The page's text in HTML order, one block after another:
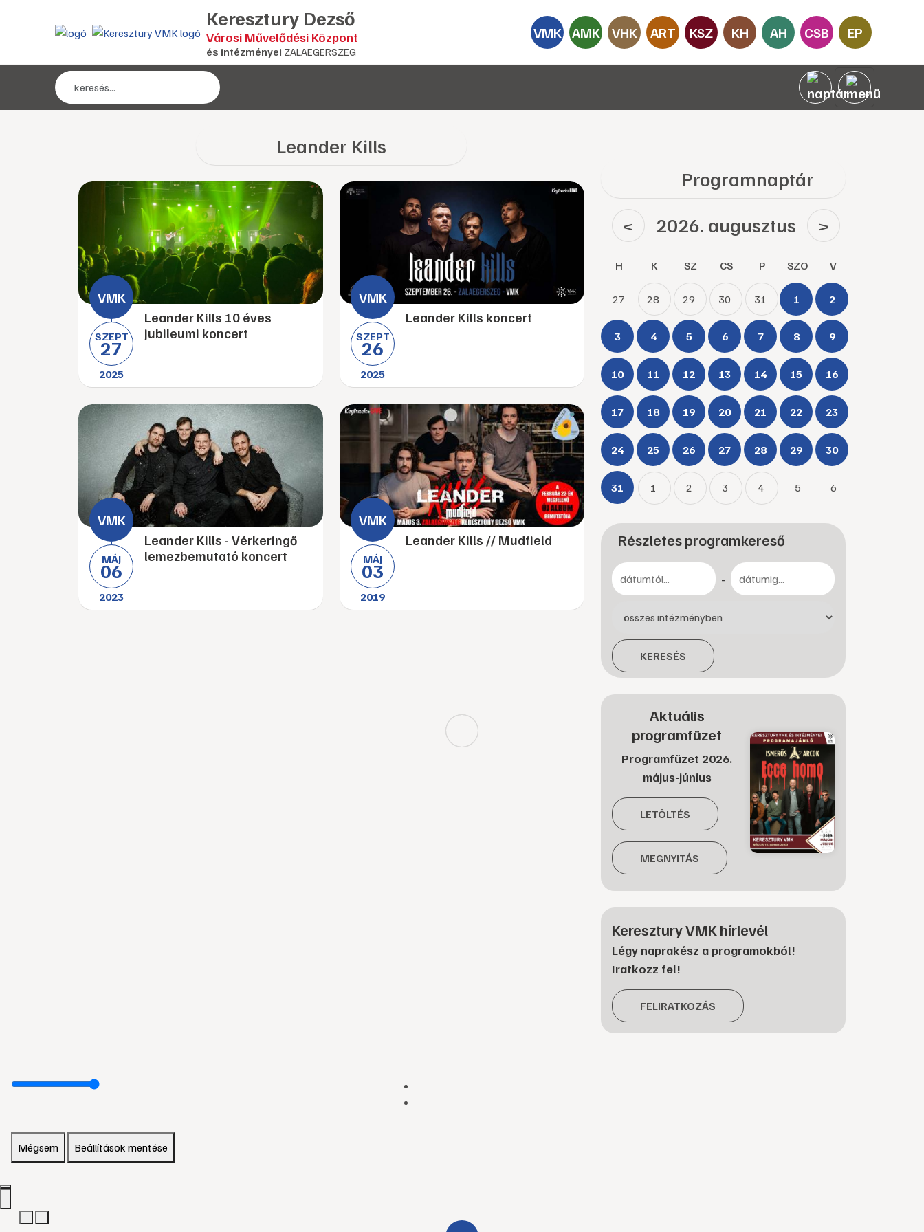
Keresztury Dezső
Városi Művelődési Központ
és intézményei ZALAEGERSZEG
VMK AMK VHK ART KSZ KH AH CSB EP
Leander Kills
SZEPT
27
2025
Leander Kills 10 éves
jubileumi koncert
SZEPT
26
2025
Leander Kills koncert
MÁJ
06
2023
Leander Kills - Vérkeringő
lemezbemutató koncert
MÁJ
03
2019
Leander Kills // Mudfield
Programnaptár
< 2026. augusztus >
H K SZ CS P SZO V
27 28 29 30 31 1 2
3 4 5 6 7 8 9
10 11 12 13 14 15 16
17 18 19 20 21 22 23
24 25 26 27 28 29 30
31 1 2 3 4 5 6
Részletes programkereső
-
KERESÉS
Aktuális
programfüzet
Programfüzet 2026.
május-június
LETÖLTÉS
MEGNYITÁS
Keresztury VMK hírlevél
Légy naprakész a programokból!
Iratkozz fel!
FELIRATKOZÁS
Mégsem Beállítások mentése